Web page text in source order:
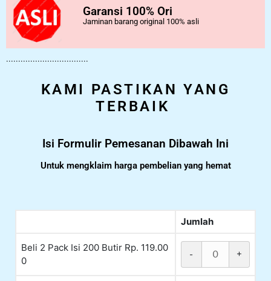
Garansi 100% Ori
Jaminan barang original 100% asli
..................................
KAMI PASTIKAN YANG
TERBAIK
Isi Formulir Pemesanan Dibawah Ini
Untuk mengklaim harga pembelian yang hemat
Jumlah
Beli 2 Pack Isi 200 Butir Rp. 119.00
0
- +